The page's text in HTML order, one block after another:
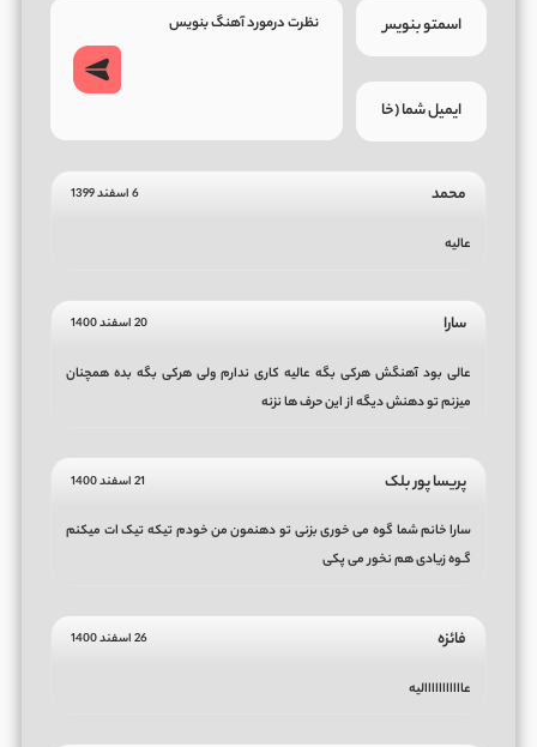
محمد 6 اسفند 1399
عالیه
سارا 20 اسفند 1400
عالی بود آهنگش هرکی بگه عالیه کاری ندارم ولی هرکی بگه بده همچنان
میزنم تو دهنش دیگه از این حرف ها نزنه
پریسا پور بلک 21 اسفند 1400
سارا خانم شما گوه می خوری بزنی تو دهنمون من خودم تیکه تیک ات میکنم
گـوه زیادی هم نخور می پکی
فائزه 26 اسفند 1400
عااااااااااالیه